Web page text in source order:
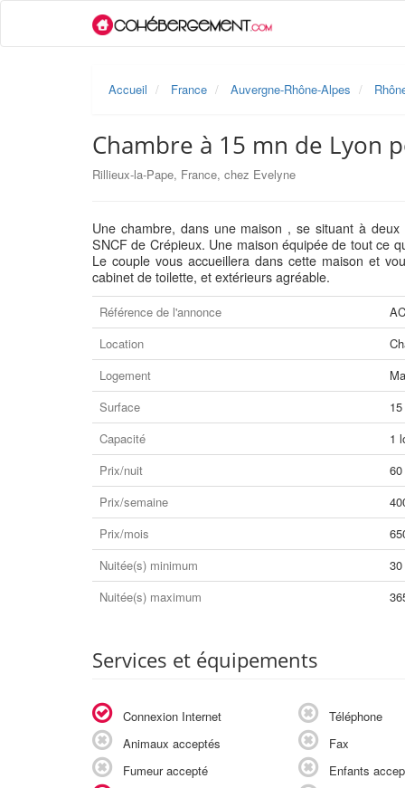
Accueil France Auvergne-Rhône-Alpes
Chambre à 15 mn de Lyon
Rillieux-la-Pape, France, chez Evelyne
Une chambre, dans une maison , se situant à
SNCF de Crépieux. Une maison équipée de tout ce
Le couple vous accueillera dans cette maison et
cabinet de toilette, et extérieurs agréable.
Référence de l'annonce
Location
Logement
Surface
15
Capacité
1
Prix/nuit
Prix/semaine
Prix/mois
Nuitée(s) minimum
30
Nuitée(s) maximum
Services et équipements
Connexion Internet
Animaux acceptés
Fumeur accepté
Téléphone
Fax
Enfants